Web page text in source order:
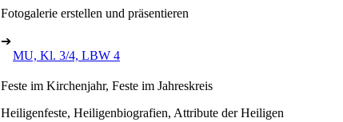
Fotogalerie erstellen und präsentieren
➔
MU, Kl. 3/4, LBW 4
Feste im Kirchenjahr, Feste im Jahreskreis
Heiligenfeste, Heiligenbiografien, Attribute der Heiligen